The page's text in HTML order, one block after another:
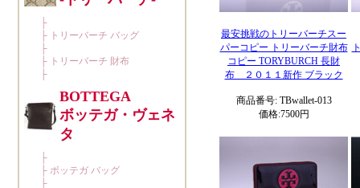
最安挑戦のトリーバーチスー
パーコピー トリーバーチ財布
コピー TORYBURCH 長財
布 ２０１１新作 ブラック
商品番号: TBwallet-013
価格:7500円